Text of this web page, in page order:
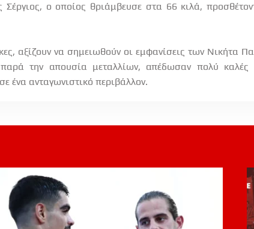
ο οποίος θριάμβευσε στα 66 κιλά,
αξίζουν να σημειωθούν οι εμφανίσεις των Νικήτα
την απουσία μεταλλίων, απέδωσαν πολύ καλές
ένα ανταγωνιστικό περιβάλλον.